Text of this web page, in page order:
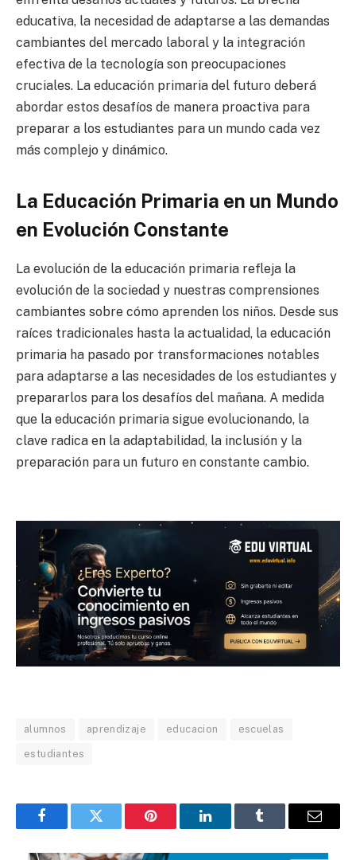
educativa, la necesidad de adaptarse a las demandas
cambiantes del mercado laboral y la integración
efectiva de la tecnología son preocupaciones
cruciales. La educación primaria del futuro deberá
abordar estos desafíos de manera proactiva para
preparar a los estudiantes para un mundo cada vez
más complejo y dinámico.
La Educación Primaria en un Mundo
en Evolución Constante
La evolución de la educación primaria refleja la
evolución de la sociedad y nuestras comprensiones
cambiantes sobre cómo aprenden los niños. Desde sus
raíces tradicionales hasta la actualidad, la educación
primaria ha pasado por transformaciones notables
para adaptarse a las necesidades de los estudiantes y
prepararlos para los desafíos del mañana. A medida
que la educación primaria sigue evolucionando, la
clave radica en la adaptabilidad, la inclusión y la
preparación para un futuro en constante cambio.
alumnos aprendizaje educacion escuelas
estudiantes
FacebookTwitter Pinterest LinkedInTumblr Email